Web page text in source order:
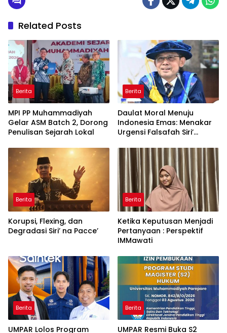
Related Posts
Berita
MPI PP Muhammadiyah
Gelar ASM Batch 2, Dorong
Penulisan Sejarah Lokal
Berita
Daulat Moral Menuju
Indonesia Emas: Menakar
Urgensi Falsafah Siri’
Ancaman Kleptokrasi
Berita
Korupsi, Flexing, dan
Degradasi Siri’ na Pacce’
Berita
Ketika Keputusan Menjadi
Pertanyaan : Perspektif
IMMawati
Berita
UMPAR Lolos Program
Berita
UMPAR Resmi Buka S2